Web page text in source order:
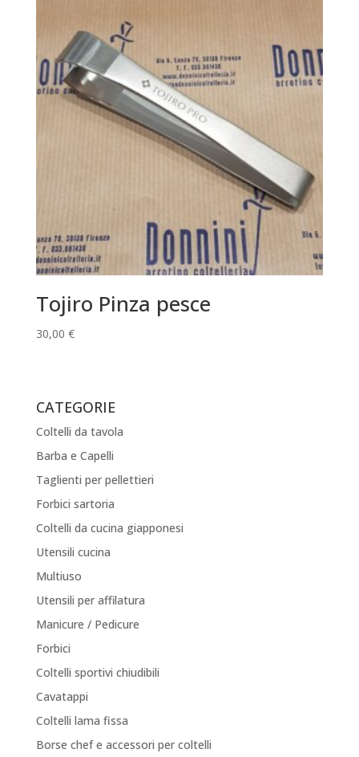
Tojiro Pinza pesce
30,00 €
CATEGORIE
Coltelli da tavola
Barba e Capelli
Taglienti per pellettieri
Forbici sartoria
Coltelli da cucina giapponesi
Utensili cucina
Multiuso
Utensili per affilatura
Manicure / Pedicure
Forbici
Coltelli sportivi chiudibili
Cavatappi
Coltelli lama fissa
Borse chef e accessori per coltelli